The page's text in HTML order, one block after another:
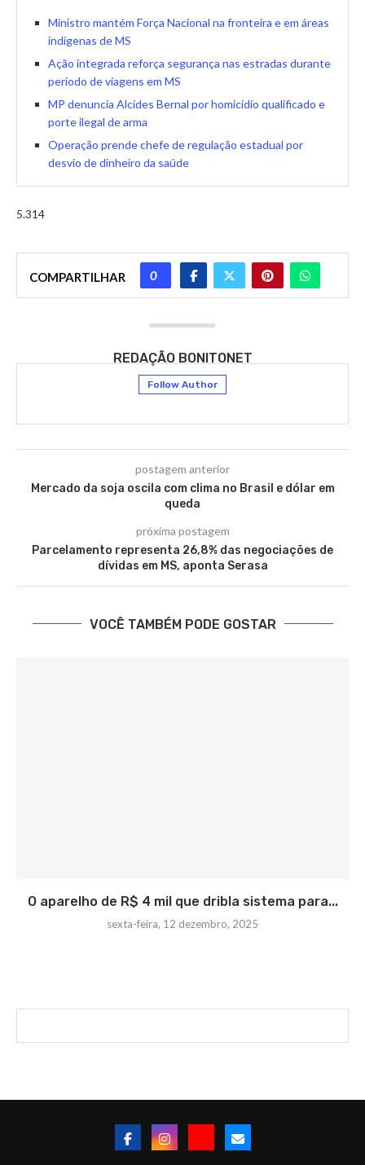
Ministro mantém Força Nacional na fronteira e em áreas
indígenas de MS
Ação integrada reforça segurança nas estradas durante
período de viagens em MS
MP denuncia Alcides Bernal por homicídio qualificado e
porte ilegal de arma
Operação prende chefe de regulação estadual por
desvio de dinheiro da saúde
5.314
COMPARTILHAR 0
REDAÇÃO BONITONET
Follow Author
postagem anterior
Mercado da soja oscila com clima no Brasil e dólar em
queda
próxima postagem
Parcelamento representa 26,8% das negociações de
dívidas em MS, aponta Serasa
VOCÊ TAMBÉM PODE GOSTAR
O aparelho de R$ 4 mil que dribla sistema para...
sexta-feira, 12 dezembro, 2025